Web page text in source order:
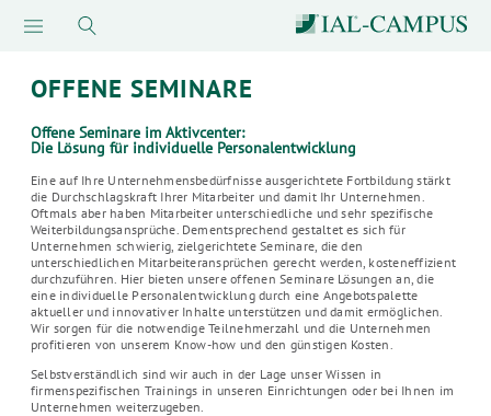
OFFENE SEMINARE
Offene Seminare im Aktivcenter:
Die Lösung für individuelle Personalentwicklung
Eine auf Ihre Unternehmensbedürfnisse ausgerichtete Fortbildung stärkt
die Durchschlagskraft Ihrer Mitarbeiter und damit Ihr Unternehmen.
Oftmals aber haben Mitarbeiter unterschiedliche und sehr spezifische
Weiterbildungsansprüche. Dementsprechend gestaltet es sich für
Unternehmen schwierig, zielgerichtete Seminare, die den
unterschiedlichen Mitarbeiteransprüchen gerecht werden, kosteneffizient
durchzuführen. Hier bieten unsere offenen Seminare Lösungen an, die
eine individuelle Personalentwicklung durch eine Angebotspalette
aktueller und innovativer Inhalte unterstützen und damit ermöglichen.
Wir sorgen für die notwendige Teilnehmerzahl und die Unternehmen
profitieren von unserem Know-how und den günstigen Kosten.
Selbstverständlich sind wir auch in der Lage unser Wissen in
firmenspezifischen Trainings in unseren Einrichtungen oder bei Ihnen im
Unternehmen weiterzugeben.